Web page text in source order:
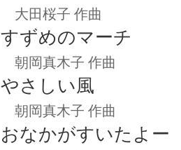
大田桜子 作曲
すずめのマーチ
朝岡真木子 作曲
やさしい風
朝岡真木子 作曲
おなかがすいたよー